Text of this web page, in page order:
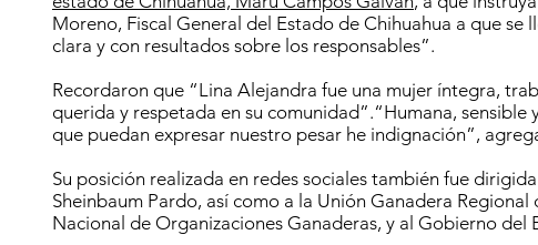
Moreno, Fiscal General del Estado de Chihuahua a que se
clara y con resultados sobre los responsables”.
Recordaron que “Lina Alejandra fue una mujer íntegra,
querida y respetada en su comunidad”.“Humana, sensible
que puedan expresar nuestro pesar he indignación”,
Su posición realizada en redes sociales también fue
Sheinbaum Pardo, así como a la Unión Ganadera
Nacional de Organizaciones Ganaderas, y al Gobierno del